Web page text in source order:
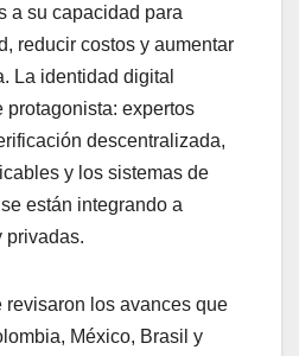
a su capacidad para
reducir costos y aumentar
La identidad digital
protagonista: expertos
descentralizada,
y los sistemas de
están integrando a
privadas.
revisaron los avances que
México, Brasil y